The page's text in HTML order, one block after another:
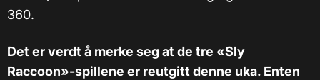
360.
Det er verdt å merke seg at de tre «Sly
Raccoon»-spillene er reutgitt denne uka. Enten